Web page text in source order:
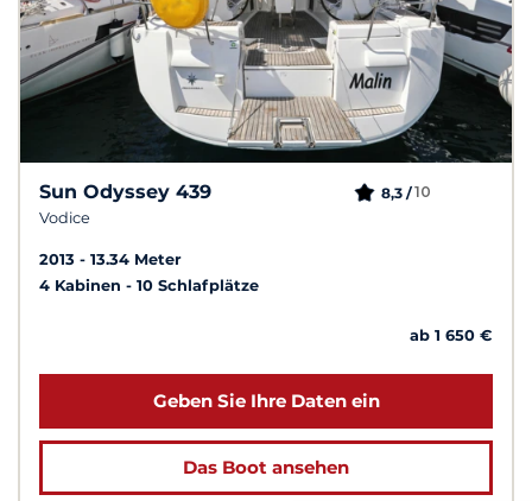
Sun Odyssey 439
Vodice
8,3 /10
2013
13.34 Meter
4 Kabinen
10 Schlafplätze
ab 1 650 €
Geben Sie Ihre Daten ein
Das Boot ansehen